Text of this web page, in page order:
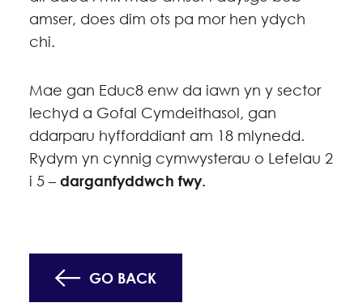
amser, does dim ots pa mor hen ydych
chi.
Mae gan Educ8 enw da iawn yn y sector
Iechyd a Gofal Cymdeithasol, gan
ddarparu hyfforddiant am 18 mlynedd.
Rydym yn cynnig cymwysterau o Lefelau 2
i 5 –darganfyddwch fwy.
GO BACK